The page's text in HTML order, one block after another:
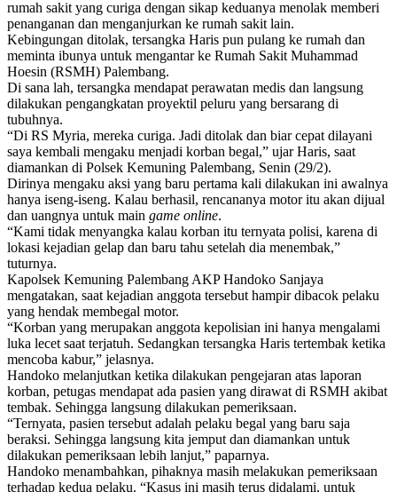
rumah sakit yang curiga dengan sikap keduanya menolak memberi
penanganan dan menganjurkan ke rumah sakit lain.
Kebingungan ditolak, tersangka Haris pun pulang ke rumah dan
meminta ibunya untuk mengantar ke Rumah Sakit Muhammad
Hoesin (RSMH) Palembang.
Di sana lah, tersangka mendapat perawatan medis dan langsung
dilakukan pengangkatan proyektil peluru yang bersarang di
tubuhnya.
“Di RS Myria, mereka curiga. Jadi ditolak dan biar cepat dilayani
saya kembali mengaku menjadi korban begal,” ujar Haris, saat
diamankan di Polsek Kemuning Palembang, Senin (29/2).
Dirinya mengaku aksi yang baru pertama kali dilakukan ini awalnya
hanya iseng-iseng. Kalau berhasil, rencananya motor itu akan dijual
dan uangnya untuk main game online.
“Kami tidak menyangka kalau korban itu ternyata polisi, karena di
lokasi kejadian gelap dan baru tahu setelah dia menembak,”
tuturnya.
Kapolsek Kemuning Palembang AKP Handoko Sanjaya
mengatakan, saat kejadian anggota tersebut hampir dibacok pelaku
yang hendak membegal motor.
“Korban yang merupakan anggota kepolisian ini hanya mengalami
luka lecet saat terjatuh. Sedangkan tersangka Haris tertembak ketika
mencoba kabur,” jelasnya.
Handoko melanjutkan ketika dilakukan pengejaran atas laporan
korban, petugas mendapat ada pasien yang dirawat di RSMH akibat
tembak. Sehingga langsung dilakukan pemeriksaan.
“Ternyata, pasien tersebut adalah pelaku begal yang baru saja
beraksi. Sehingga langsung kita jemput dan diamankan untuk
dilakukan pemeriksaan lebih lanjut,” paparnya.
Handoko menambahkan, pihaknya masih melakukan pemeriksaan
terhadap kedua pelaku. “Kasus ini masih terus didalami, untuk